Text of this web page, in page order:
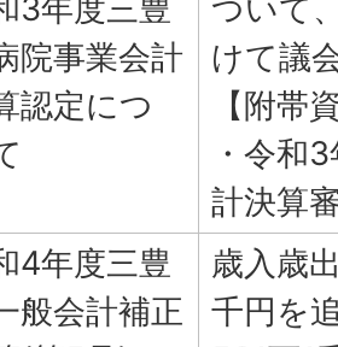
3年度三豊
院事業会計
認定につ
ついて
けて議
【附帯
・令和
計決算
4年度三豊
般会計補正
歳入歳
千円を